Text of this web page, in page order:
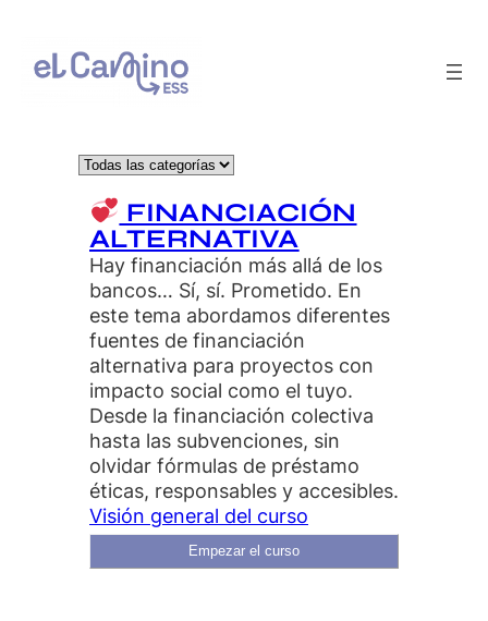
contenido
FINANCIACIÓN
ALTERNATIVA
Hay financiación más allá de los
bancos… Sí, sí. Prometido. En
este tema abordamos diferentes
fuentes de financiación
alternativa para proyectos con
impacto social como el tuyo.
Desde la financiación colectiva
hasta las subvenciones, sin
olvidar fórmulas de préstamo
éticas, responsables y accesibles.
Visión general del curso
Empezar el curso